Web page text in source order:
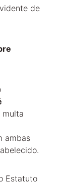
de
multa
ambas
Estatuto